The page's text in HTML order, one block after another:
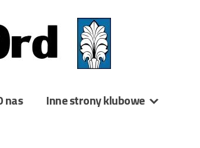
nas Inne strony klubowe